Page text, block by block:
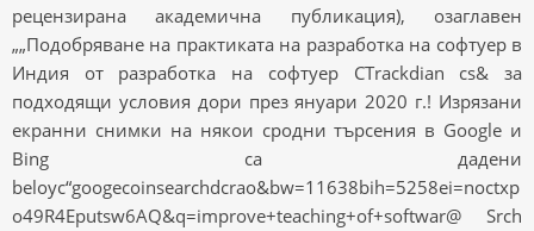
рецензирана академична публикация), озаглавен
„„Подобряване на практиката на разработка на софтуер в
Индия от разработка на софтуер CTrackdian cs& за
подходящи условия дори през януари 2020 г.! Изрязани
екранни снимки на някои сродни търсения в Google и
Bing са дадени
beloyc“googecoinsearchdcrao&bw=11638bih=5258ei=noctxp
o49R4Eputsw6AQ&q=improve+teaching+of+softwar@ Srch